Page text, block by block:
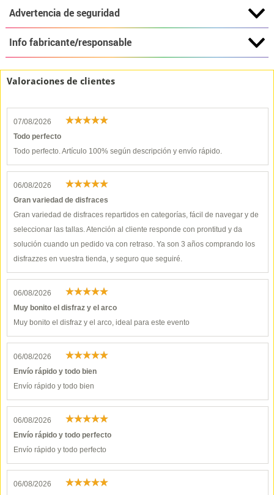
Advertencia de seguridad
Info fabricante/responsable
Valoraciones de clientes
07/08/2026
Todo perfecto
Todo perfecto. Artículo 100% según descripción y envío rápido.
06/08/2026
Gran variedad de disfraces
Gran variedad de disfraces repartidos en categorías, fácil de navegar y de
seleccionar las tallas. Atención al cliente responde con prontitud y da
solución cuando un pedido va con retraso. Ya son 3 años comprando los
disfrazzes en vuestra tienda, y seguro que seguiré.
06/08/2026
Muy bonito el disfraz y el arco
Muy bonito el disfraz y el arco, ideal para este evento
06/08/2026
Envío rápido y todo bien
Envío rápido y todo bien
06/08/2026
Envío rápido y todo perfecto
Envío rápido y todo perfecto
06/08/2026